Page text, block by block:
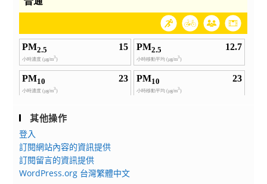
其他操作
登入
訂閱網站內容的資訊提供
訂閱留言的資訊提供
WordPress.org 台灣繁體中文